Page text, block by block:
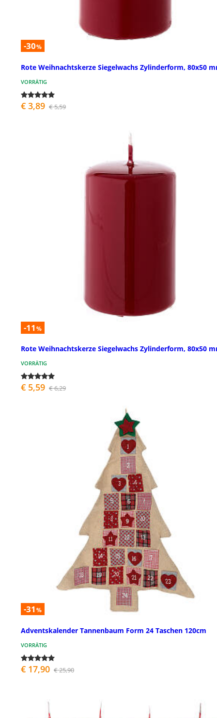
-30%
Rote Weihnachtskerze Siegelwachs Zylinderform, 80x50
VORRÄTIG
€ 3,89 € 5,59
-11 %
Rote Weihnachtskerze Siegelwachs Zylinderform, 80x50
VORRÄTIG
€ 5,59 € 6,29
-31 %
Adventskalender Tannenbaum Form 24 Taschen 120cm
VORRÄTIG
€ 17,90 € 25,90